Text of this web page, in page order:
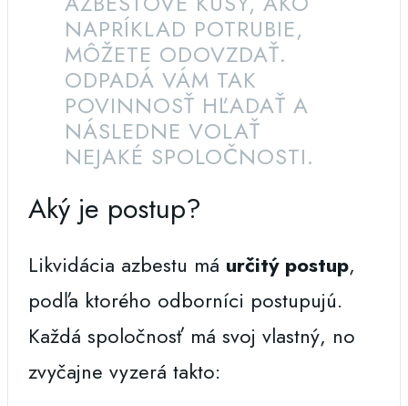
NAPRÍKLAD POTRUBIE,
MÔŽETE ODOVZDAŤ.
ODPADÁ VÁM TAK
POVINNOSŤ HĽADAŤ A
NÁSLEDNE VOLAŤ
NEJAKÉ SPOLOČNOSTI.
Aký je postup?
Likvidácia azbestu má určitý postup,
podľa ktorého odborníci postupujú.
Každá spoločnosť má svoj vlastný, no
zvyčajne vyzerá takto: